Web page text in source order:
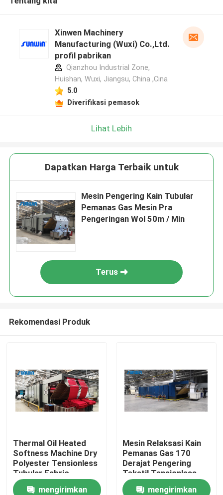
Rumah
Xinwen Machinery
Manufacturing (Wuxi) Co.,Ltd.
profil pabrikan
Qianzhou Industrial Zone,
Huishan, Wuxi, Jiangsu, China ,Cina
5.0
Diverifikasi pemasok
Lihat Lebih
Dapatkan Harga Terbaik untuk
Mesin Pengering Kain Tubular
Pemanas Gas Mesin Pra
Pengeringan Wol 50m / Min
Terus
Rekomendasi Produk
Thermal Oil Heated
Softness Machine Dry
Polyester Tensionless
Tubular Fabric
Shrinking Machine
mengirimkan
Mesin Relaksasi Kain
Pemanas Gas 170
Derajat Pengering
Tekstil Tensionless
mengirimkan